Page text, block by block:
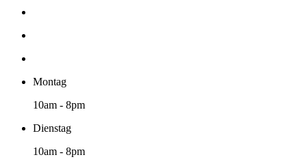
Montag
10am - 8pm
Dienstag
10am - 8pm